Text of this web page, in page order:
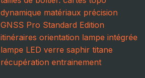
dynamique matériaux précision
GNSS Pro Standard Edition
itinéraires orientation lampe intégrée
lampe LED verre saphir titane
récupération entrainement